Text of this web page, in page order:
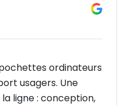
ordinateurs
usagers. Une
ligne : conception,